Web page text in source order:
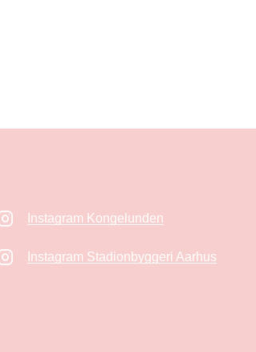
Instagram Kongelunden
Instagram Stadionbyggeri Aarhus